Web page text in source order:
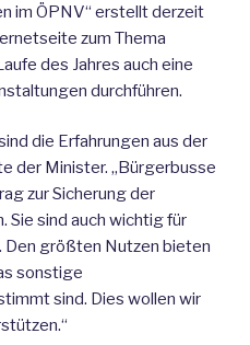
im ÖPNV“ erstellt derzeit
zum Thema
des Jahres auch eine
durchführen.
die Erfahrungen aus der
der Minister. „Bürgerbusse
zur Sicherung der
Sie sind auch wichtig für
Den größten Nutzen bieten
sonstige
sind. Dies wollen wir